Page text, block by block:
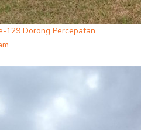
129 Dorong Percepatan